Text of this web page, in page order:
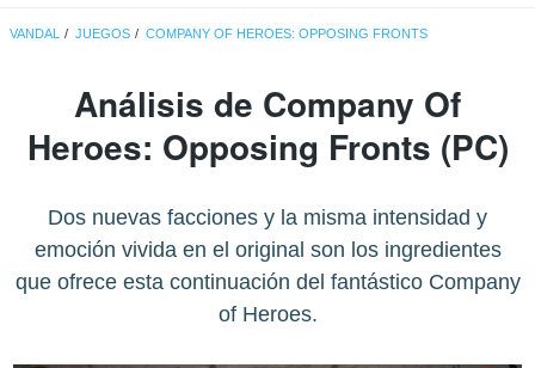
VANDAL JUEGOS COMPANY OF HEROES: OPPOSING FRONTS
Análisis de Company Of
Heroes: Opposing Fronts (PC)
Dos nuevas facciones y la misma intensidad y
emoción vivida en el original son los ingredientes
que ofrece esta continuación del fantástico Company
of Heroes.